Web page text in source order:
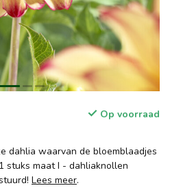
Op voorraad
dahlia waarvan de bloemblaadjes
stuks maat I - dahliaknollen
Lees meer.